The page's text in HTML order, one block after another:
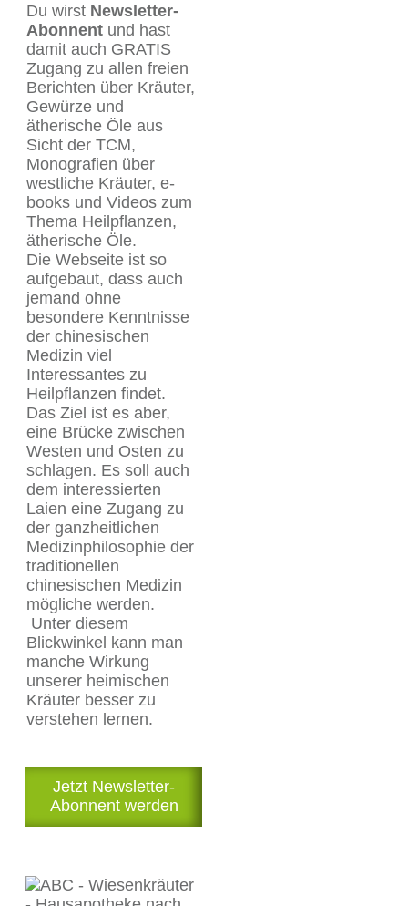
Du wirst Newsletter-
Abonnent und hast
damit auch GRATIS
Zugang zu allen freien
Berichten über Kräuter,
Gewürze und
ätherische Öle aus
Sicht der TCM,
Monografien über
westliche Kräuter, e-
books und Videos zum
Thema Heilpflanzen,
ätherische Öle.
Die Webseite ist so
aufgebaut, dass auch
jemand ohne
besondere Kenntnisse
der chinesischen
Medizin viel
Interessantes zu
Heilpflanzen findet.
Das Ziel ist es aber,
eine Brücke zwischen
Westen und Osten zu
schlagen. Es soll auch
dem interessierten
Laien eine Zugang zu
der ganzheitlichen
Medizinphilosophie der
traditionellen
chinesischen Medizin
mögliche werden.
Unter diesem
Blickwinkel kann man
manche Wirkung
unserer heimischen
Kräuter besser zu
verstehen lernen.
Jetzt Newsletter-
Abonnent werden